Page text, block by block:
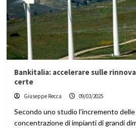
Bankitalia: accelerare sulle
certe
Giuseppe Recca 09/03/2025
Secondo uno studio l’incremento
concentrazione di impianti di grandi